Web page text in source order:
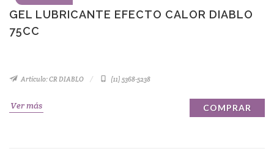
GEL LUBRICANTE EFECTO CALOR DIABLO
75CC
Artículo: CR DIABLO (11) 5368-5238
Ver más COMPRAR